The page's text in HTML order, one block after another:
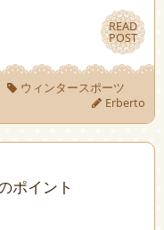
READ
POST
READ
POST
ウィンタースポーツ
Erberto
ポイント